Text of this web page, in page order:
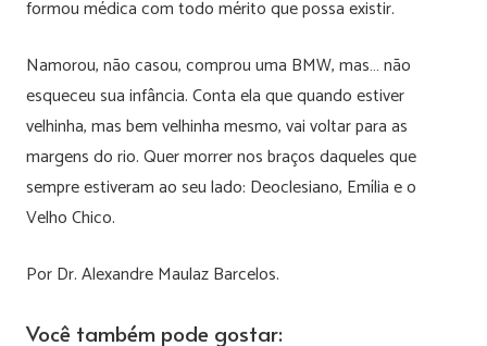
formou médica com todo mérito que possa existir.
Namorou, não casou, comprou uma BMW, mas… não
esqueceu sua infância. Conta ela que quando estiver
velhinha, mas bem velhinha mesmo, vai voltar para as
margens do rio. Quer morrer nos braços daqueles que
sempre estiveram ao seu lado: Deoclesiano, Emília e o
Velho Chico.
Por Dr. Alexandre Maulaz Barcelos.
Você também pode gostar: